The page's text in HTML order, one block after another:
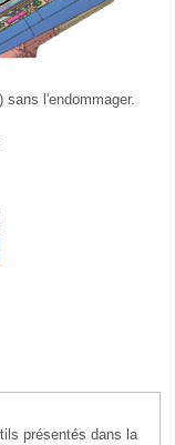
sans l'endommager.
présentés dans la